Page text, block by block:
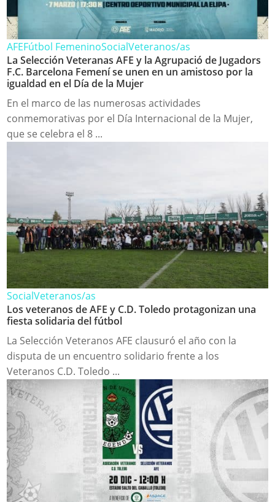
AFEFútbol FemeninoSocialVeteranos/as
La Selección Veteranas AFE y la Agrupació de Jugadors
F.C. Barcelona Femení se unen en un amistoso por la
igualdad en el Día de la Mujer
En el marco de las numerosas actividades
conmemorativas por el Día Internacional de la Mujer,
que se celebra el 8 ...
SocialVeteranos/as
Los veteranos de AFE y C.D. Toledo protagonizan una
fiesta solidaria del fútbol
La Selección Veteranos AFE clausuró el año con la
disputa de un encuentro solidario frente a los
Veteranos C.D. Toledo ...